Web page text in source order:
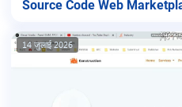
Source Code Web
14 जुलाई 2026